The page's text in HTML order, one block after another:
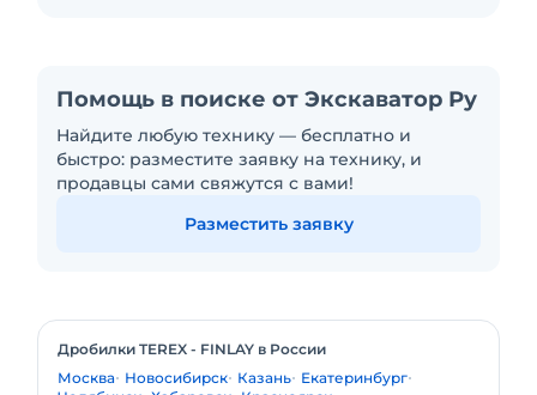
Помощь в поиске от Экскаватор Ру
Найдите любую технику — бесплатно и
быстро: разместите заявку на технику, и
продавцы сами свяжутся с вами!
Разместить заявку
Дробилки TEREX - FINLAY в России
Москва Новосибирск Казань Екатеринбург